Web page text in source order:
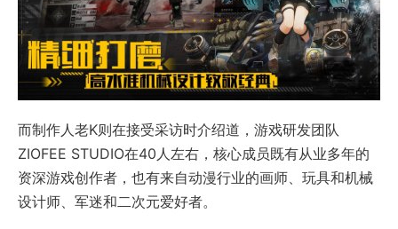
而制作人老K则在接受采访时介绍道，游戏研发团队
ZIOFEE STUDIO在40人左右，核心成员既有从业多年的
资深游戏创作者，也有来自动漫行业的画师、玩具和机械
设计师、军迷和二次元爱好者。